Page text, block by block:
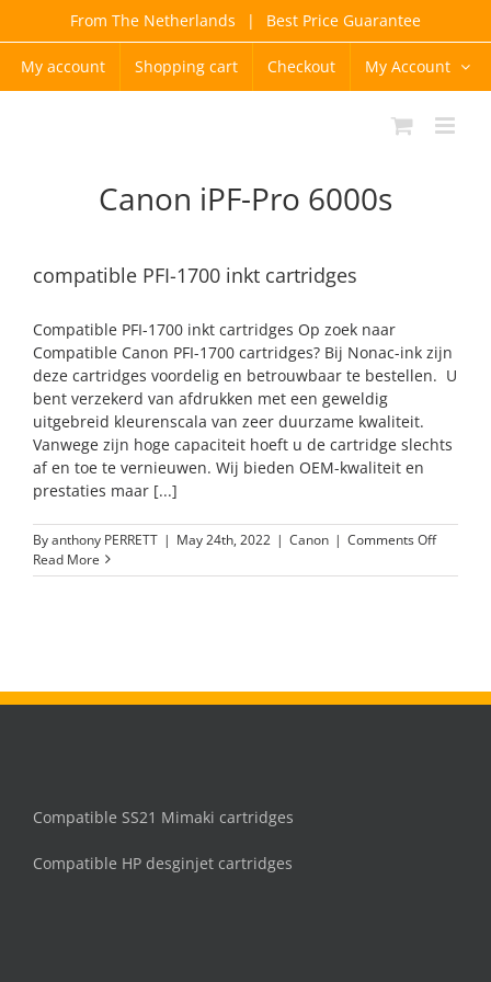
content
From The Netherlands | Best Price Guarantee
My account Shopping cart Checkout My Account
Canon iPF-Pro 6000s
compatible PFI-1700 inkt cartridges
Compatible PFI-1700 inkt cartridges Op zoek naar
Compatible Canon PFI-1700 cartridges? Bij Nonac-ink zijn
deze cartridges voordelig en betrouwbaar te bestellen. U
bent verzekerd van afdrukken met een geweldig
uitgebreid kleurenscala van zeer duurzame kwaliteit.
Vanwege zijn hoge capaciteit hoeft u de cartridge slechts
af en toe te vernieuwen. Wij bieden OEM-kwaliteit en
prestaties maar [...]
Byanthony PERRETT | May 24th, 2022 | Canon | Comments Offon
PFI-
Read More
Compatible SS21 Mimaki cartridges
Compatible HP desginjet cartridges